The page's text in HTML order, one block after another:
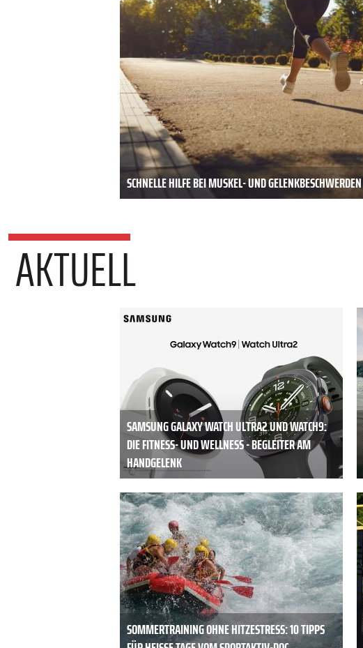
SCHNELLE HILFE BEI MUSKEL- UND GELENKBESCHWERDEN
AKTUELL
SAMSUNG GALAXY WATCH ULTRA2 UND WATCH9:
DIE FITNESS- UND WELLNESS - BEGLEITER AM
HANDGELENK
SOMMERTRAINING OHNE HITZESTRESS: 10 TIPPS